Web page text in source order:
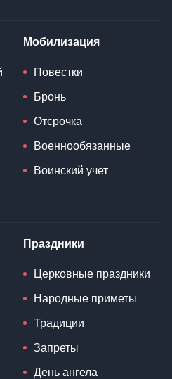
Мобилизация
Повестки
Бронь
Отсрочка
Военнообязанные
Воинский учет
Праздники
Церковные праздники
Народные приметы
Традиции
Запреты
День ангела